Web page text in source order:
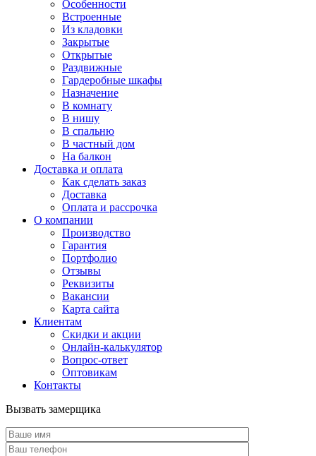
Особенности
Встроенные
Из кладовки
Закрытые
Открытые
Раздвижные
Гардеробные шкафы
Назначение
В комнату
В нишу
В спальню
В частный дом
На балкон
Доставка и оплата
Как сделать заказ
Доставка
Оплата и рассрочка
О компании
Производство
Гарантия
Портфолио
Отзывы
Реквизиты
Вакансии
Карта сайта
Клиентам
Скидки и акции
Онлайн-калькулятор
Вопрос-ответ
Оптовикам
Контакты
Вызвать замерщика